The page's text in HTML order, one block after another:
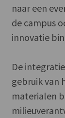
naar een
de campus
innovatie
De
gebruik van
materialen